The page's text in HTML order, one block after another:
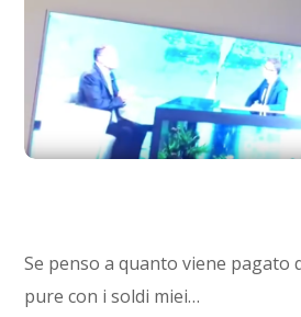
Se penso a quanto viene pagato
pure con i soldi miei…